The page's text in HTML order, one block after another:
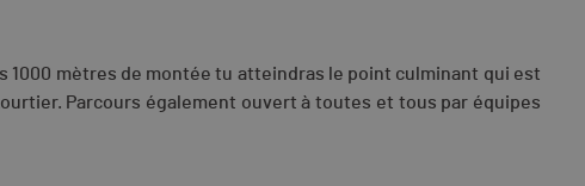
1000 mètres de montée tu atteindras le point culminant qui est
Parcours également ouvert à toutes et tous par équipes